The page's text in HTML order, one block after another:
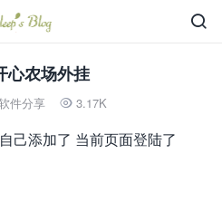

心农场外挂
件分享  3.17K
己添加了 当前页面登陆了